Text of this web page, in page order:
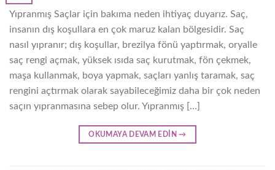
Yıpranmış Saçlar için bakıma neden ihtiyaç duyarız. Saç,
insanın dış koşullara en çok maruz kalan bölgesidir. Saç
nasıl yıpranır; dış koşullar, brezilya fönü yaptırmak, oryalle
saç rengi açmak, yüksek ısıda saç kurutmak, fön çekmek,
maşa kullanmak, boya yapmak, saçları yanlış taramak, saç
rengini açtırmak olarak sayabileceğimiz daha bir çok neden
saçın yıpranmasına sebep olur. Yıpranmış […]
OKUMAYA DEVAM EDIN→